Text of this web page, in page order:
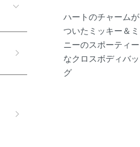
ハートのチャームが
ついたミッキー＆ミ
ニーのスポーティー
なクロスボディバッ
グ